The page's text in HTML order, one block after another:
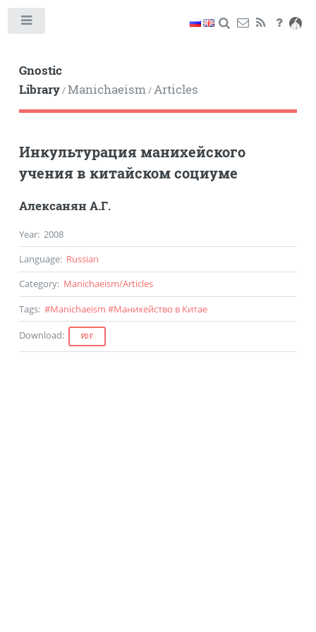
Gnostic
Library/Manichaeism/Articles
Инкультурация манихейского
учения в китайском социуме
Алексанян А.Г.
Year: 2008
Language: Russian
Category: Manichaeism/Articles
Tags: #Manichaeism #Манихейство в Китае
Download: PDF